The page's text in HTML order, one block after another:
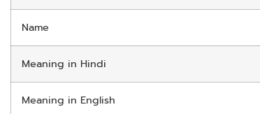
Name
Meaning in Hindi
Meaning in English